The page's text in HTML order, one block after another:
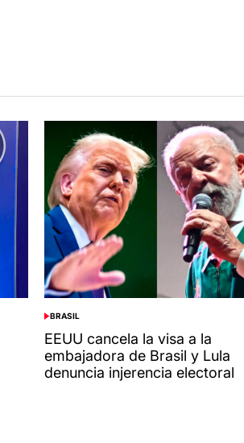
POSTED
IN
BRASIL
EEUU cancela la visa a la
embajadora de Brasil y Lula
denuncia injerencia electoral